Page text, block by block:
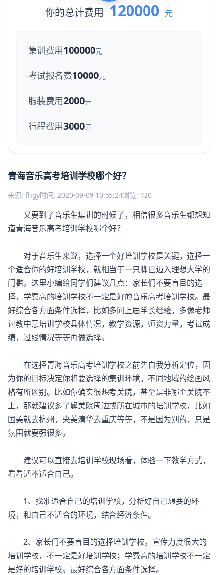
你的总计费用 120000 元
集训费用100000元
考试报名费10000元
服装费用2000元
行程费用3000元
青海音乐高考培训学校哪个好？
来源: fhgy时间: 2020-09-09 10:55:24浏览: 420
又要到了音乐生集训的时候了，相信很多音乐生都想知
道青海音乐高考培训学校哪个好？
对于音乐生来说，选择一个好培训学校是关键，选择一
个适合你的好培训学校，就相当于一只脚已迈入理想大学的
门槛。这里小编给同学们建议几点：家长们不要盲目的选
择，学费高的培训学校不一定是好的音乐高考培训学校。最
好综合各方面条件选择，比如多问上届学长经验，多像老师
讨教中意培训学校具体情况，教学资源，师资力量，考试成
绩，过线情况等等再做选择。
在选择青海音乐高考培训学校之前先自我分析定位，因
为你的目标决定你将要选择的集训环境，不同地域的绘画风
格有所区别。比如你确实很想考美院，甚至是非哪个美院不
上，那就建议多了解美院周边或所在城市的培训学校，比如
国美就去杭州，央美清华去重庆等等，不是因为别的，只是
氛围就要强很多。
建议可以直接去培训学校现场看，体验一下教学方式，
看看适不适合自己。
1、找准适合自己的培训学校，分析好自己想要的环
境，和自己不适合的环境，结合经济条件。
2、家长们不要盲目的选择培训学校。宣传力度很大的
培训学校，不一定是好培训学校；学费高的培训学校不一定
是好的培训学校。最好综合各方面条件选择。